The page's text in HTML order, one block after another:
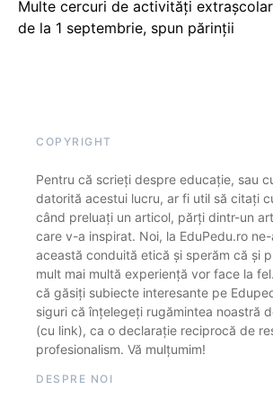
Multe cercuri de activități
de la 1 septembrie, spun părinții
COPYRIGHT
Pentru că scrieți despre educație, sau
datorită acestui lucru, ar fi util să citați
când preluați un articol, părți dintr-un
care v-a inspirat. Noi, la EduPedu.ro
această conduită etică și sperăm că și
mult mai multă experiență vor face la
că găsiți subiecte interesante pe
siguri că înțelegeți rugămintea noastră
(cu link), ca o declarație reciprocă de
profesionalism. Vă mulțumim!
DESPRE NOI